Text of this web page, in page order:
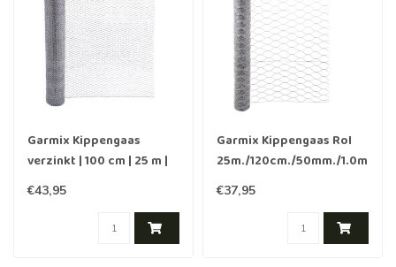
Garmix Kippengaas
verzinkt | 100 cm | 25 m |
13 mm | 0.7 mm
€43,95
Garmix Kippengaas Rol
25m./120cm./50mm./1.0mm
€37,95